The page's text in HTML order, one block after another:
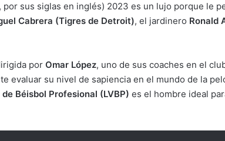
, por sus siglas en inglés) 2023 es un lujo porque le
Cabrera (Tigres de Detroit), el jardinero Ronald
por Omar López, uno de sus coaches en el
evaluar su nivel de sapiencia en el mundo de la
Béisbol Profesional (LVBP) es el hombre ideal